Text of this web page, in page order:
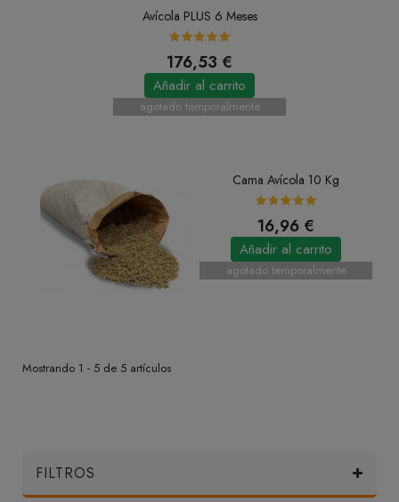
Avícola PLUS 6 Meses
176,53 €
Añadir al carrito
agotado temporalmente
Cama Avícola 10 Kg
16,96 €
Añadir al carrito
agotado temporalmente
Mostrando 1 - 5 de 5 artículos
FILTROS